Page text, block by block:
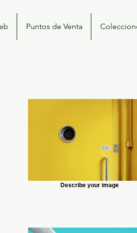
Puntos de Venta
Describe your image